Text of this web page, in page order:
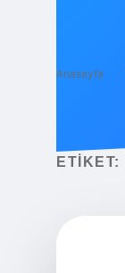
Anasayfa
ETIKET: